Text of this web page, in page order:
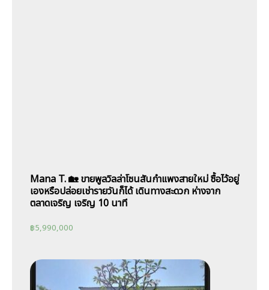
Mana T. 🏡 ขายพูลวิลล่าโซนสันกำแพงสายใหม่ ซื้อไว้อยู่
เองหรือปล่อยเช่ารายวันก็ได้ เดินทางสะดวก ห่างจาก
ตลาดเจริญ เจริญ 10 นาที
฿5,990,000